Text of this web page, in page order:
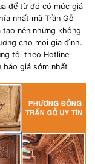
để từ đó có mức giá
nhất mà Trần Gỗ
nên những không
cho mọi gia đình.
tôi theo Hotline
báo giá sớm nhất